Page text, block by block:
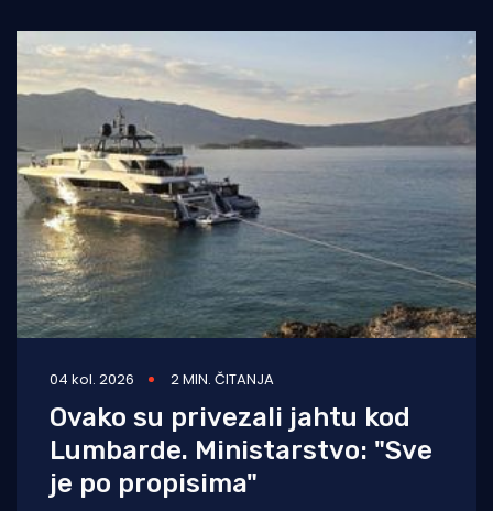
04 kol. 2026 2 MIN. ČITANJA
Ovako su privezali jahtu kod
Lumbarde. Ministarstvo: "Sve
je po propisima"